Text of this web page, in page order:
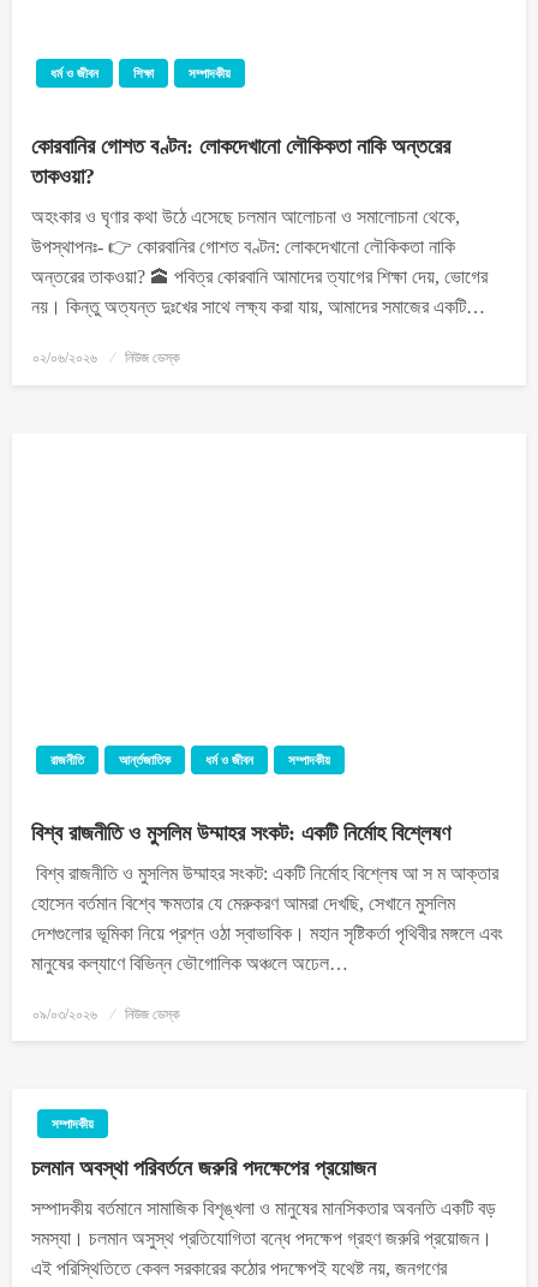
ধর্ম ও জীবন শিক্ষা সম্পাদকীয়
কোরবানির গোশত বণ্টন: লোকদেখানো লৌকিকতা নাকি অন্তরের
তাকওয়া?
অহংকার ও ঘৃণার কথা উঠে এসেছে চলমান আলোচনা ও সমালোচনা থেকে,
উপস্থাপনঃ- 👉 কোরবানির গোশত বণ্টন: লোকদেখানো লৌকিকতা নাকি
অন্তরের তাকওয়া? 🕋 ​পবিত্র কোরবানি আমাদের ত্যাগের শিক্ষা দেয়, ভোগের
নয়। কিন্তু অত্যন্ত দুঃখের সাথে লক্ষ্য করা যায়, আমাদের সমাজের একটি…
০২/০৬/২০২৬ নিউজ ডেস্ক
রাজনীতি আর্ন্তজাতিক ধর্ম ও জীবন সম্পাদকীয়
বিশ্ব রাজনীতি ও মুসলিম উম্মাহর সংকট: একটি নির্মোহ বিশ্লেষণ
বিশ্ব রাজনীতি ও মুসলিম উম্মাহর সংকট: একটি নির্মোহ বিশ্লেষ ​আ স ম আক্তার
হোসেন ​বর্তমান বিশ্বে ক্ষমতার যে মেরুকরণ আমরা দেখছি, সেখানে মুসলিম
দেশগুলোর ভূমিকা নিয়ে প্রশ্ন ওঠা স্বাভাবিক। মহান সৃষ্টিকর্তা পৃথিবীর মঙ্গলে এবং
মানুষের কল্যাণে বিভিন্ন ভৌগোলিক অঞ্চলে অঢেল…
০৯/০৩/২০২৬ নিউজ ডেস্ক
সম্পাদকীয়
চলমান অবস্থা পরিবর্তনে জরুরি পদক্ষেপের প্রয়োজন
সম্পাদকীয় বর্তমানে সামাজিক বিশৃঙ্খলা ও মানুষের মানসিকতার অবনতি একটি বড়
সমস্যা। চলমান অসুস্থ প্রতিযোগিতা বন্ধে পদক্ষেপ গ্রহণ জরুরি প্রয়োজন।
এই পরিস্থিতিতে কেবল সরকারের কঠোর পদক্ষেপই যথেষ্ট নয়, জনগণের